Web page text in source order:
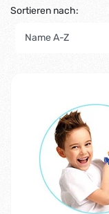
Sortieren nach: